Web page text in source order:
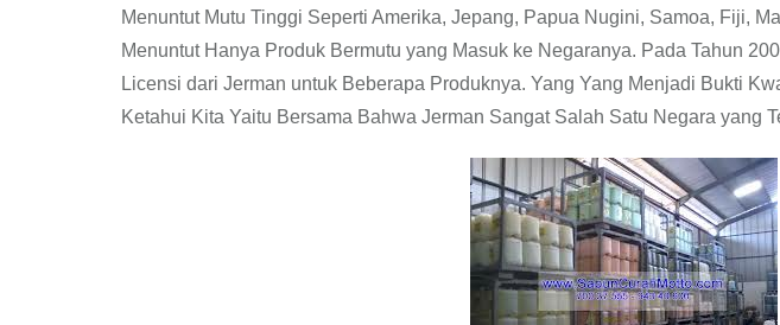
Menuntut Mutu Tinggi Seperti Amerika, Jepang, Papua Nugini, Samoa, Fiji,
Menuntut Hanya Produk Bermutu yang Masuk ke Negaranya. Pada Tahun
Licensi dari Jerman untuk Beberapa Produknya. Yang Yang Menjadi Bukti
Ketahui Kita Yaitu Bersama Bahwa Jerman Sangat Salah Satu Negara yang